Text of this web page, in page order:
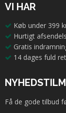
VI HAR
Køb under 399
Hurtigt
Gratis
14 dages fuld
Få de gode tilbud